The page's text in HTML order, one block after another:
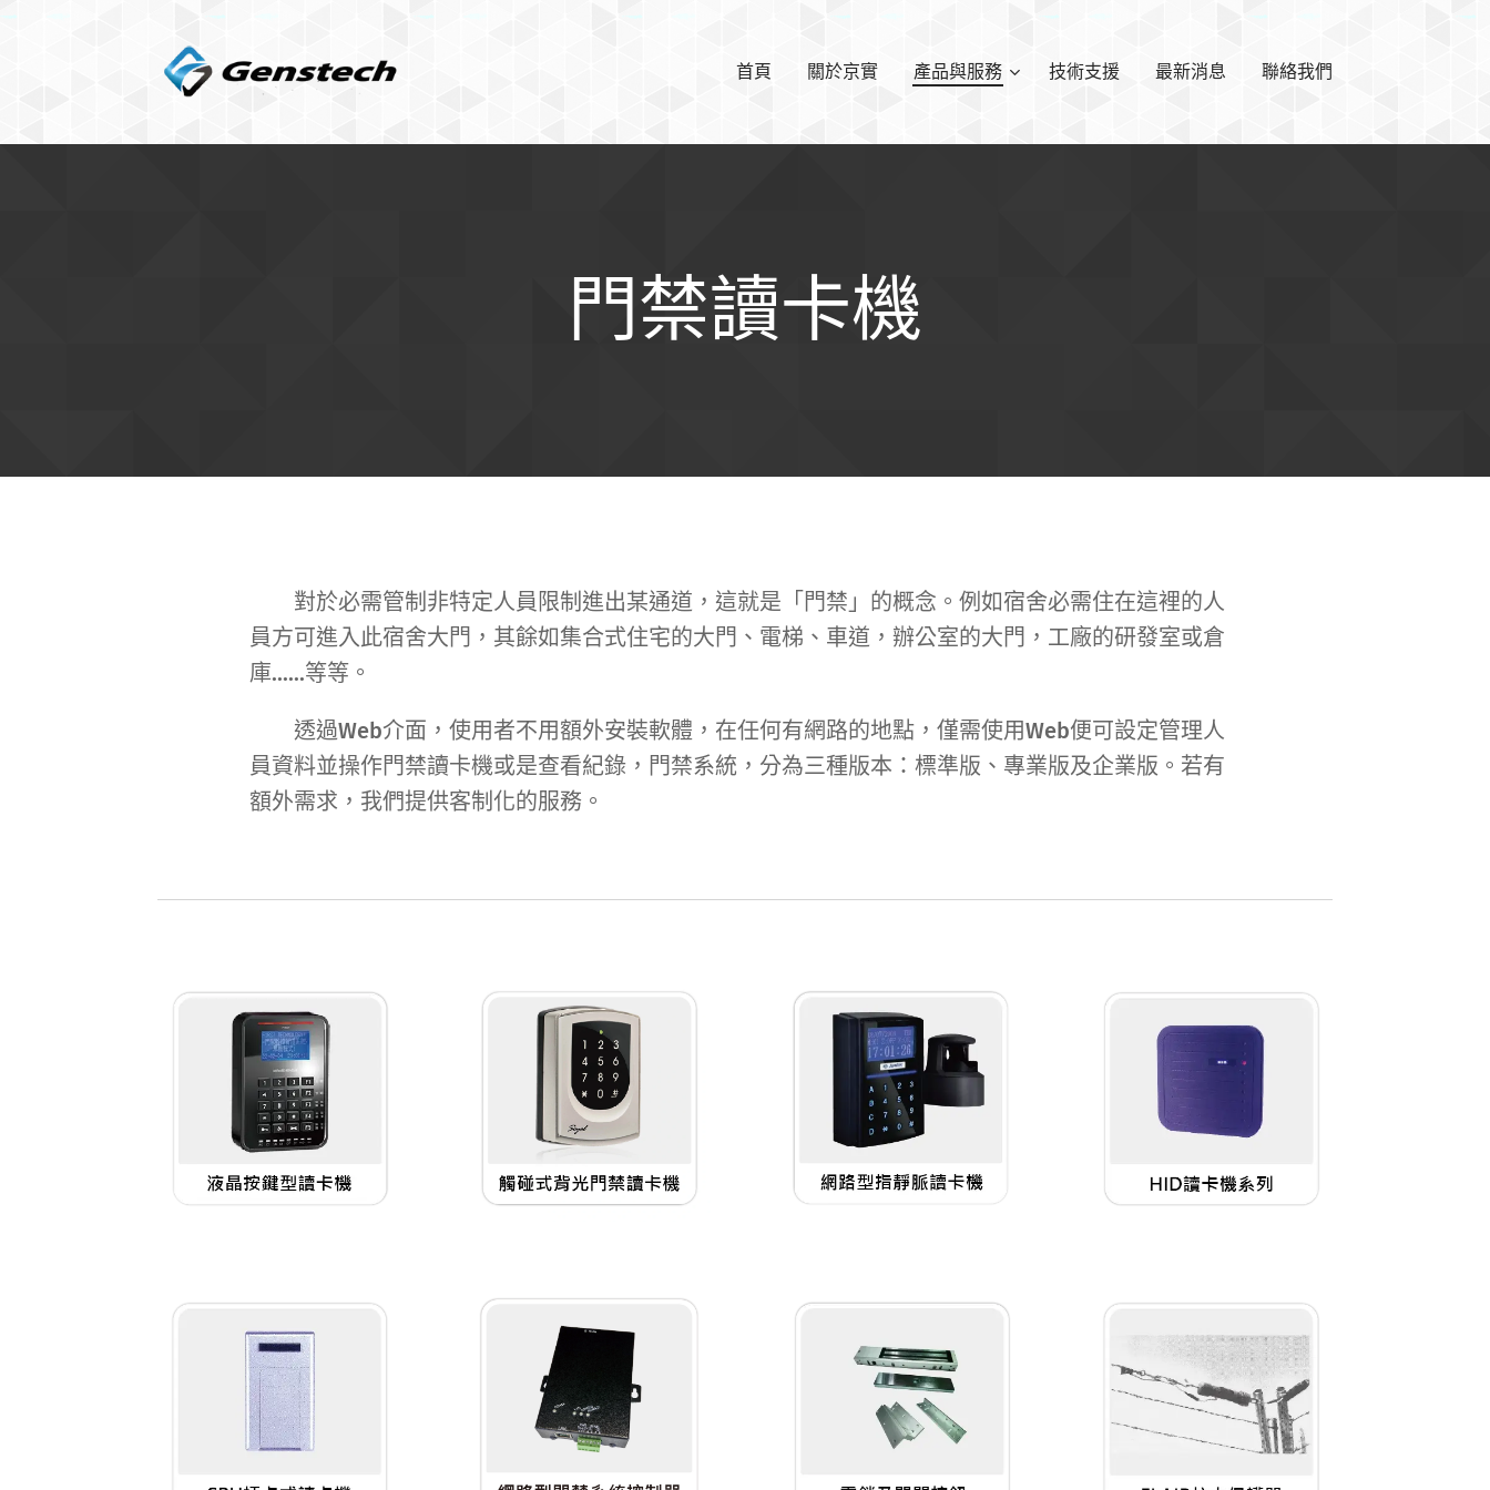
首頁 關於京實 產品與服務 技術支援 最新消息 聯絡我們
門禁讀卡機
對於必需管制非特定人員限制進出某通道，這就是「門禁」的概念。例如宿舍必需住在這裡的人
員方可進入此宿舍大門，其餘如集合式住宅的大門、電梯、車道，辦公室的大門，工廠的研發室或倉
庫......等等。
透過Web介面，使用者不用額外安裝軟體，在任何有網路的地點，僅需使用Web便可設定管理人
員資料並操作門禁讀卡機或是查看紀錄，門禁系統，分為三種版本：標準版、專業版及企業版。若有
額外需求，我們提供客制化的服務。